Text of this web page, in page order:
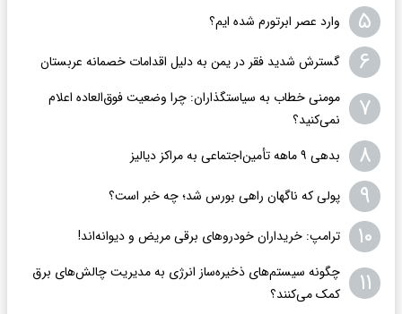
۵ وارد عصر ابرتورم شده ایم؟
۶ گسترش شدید فقر در یمن به دلیل اقدامات خصمانه عربستان
۷
مومنی خطاب به سیاستگذاران: چرا وضعیت فوق‌العاده اعلام
نمی‌کنید؟
۸ بدهی ۹ ماهه تأمین‌اجتماعی به مراکز دیالیز
۹ پولی که ناگهان راهی بورس شد؛ چه خبر است؟
۱۰ ترامپ: خریداران خودروهای برقی مریض و دیوانه‌اند!
۱۱
چگونه سیستم‌های ذخیره‌ساز انرژی به مدیریت چالش‌های برق
کمک می‌کنند؟